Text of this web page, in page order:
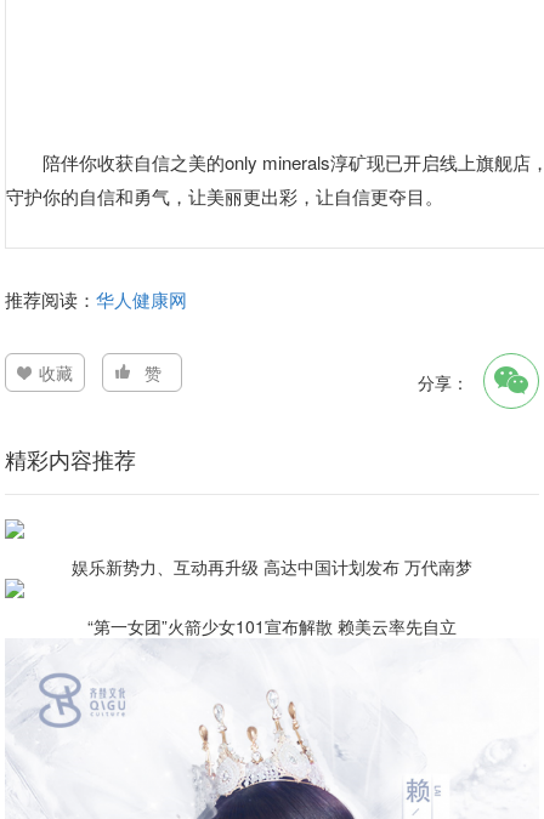
陪伴你收获自信之美的only minerals淳矿现已开启线上旗舰店
守护你的自信和勇气，让美丽更出彩，让自信更夺目。
推荐阅读：华人健康网
收藏 赞 分享：
精彩内容推荐
娱乐新势力、互动再升级 高达中国计划发布 万代南梦
“第一女团”火箭少女101宣布解散 赖美云率先自立